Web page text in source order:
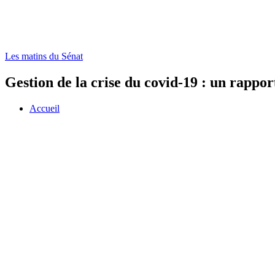
Les matins du Sénat
Gestion de la crise du covid-19 : un
Accueil